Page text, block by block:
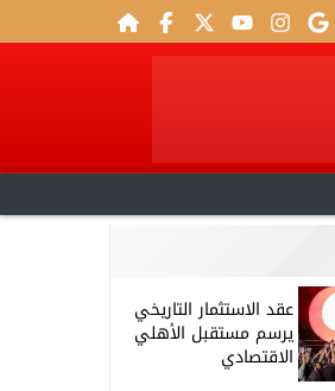
عقد الاستثمار التاريخي
يرسم مستقبل الأهلي
الاقتصادي